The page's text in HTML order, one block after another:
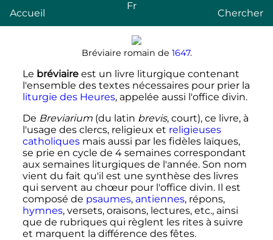
Accueil
Fr
Chercher
Bréviaire romain de 1647.
Le bréviaireest un livre liturgique contenant
l'ensemble des textes nécessaires pour prier la
liturgie des Heures, appelée aussi l'office divin.
De Breviarium(du latin brevis, court), ce livre, à
l'usage des clercs, religieux et religieuses
catholiquesmais aussi par les fidèles laïques,
se prie en cycle de 4 semaines correspondant
aux semaines liturgiques de l'année. Son nom
vient du fait qu'il est une synthèse des livres
qui servent au chœur pour l'office divin. Il est
composé de psaumes, antiennes, répons,
hymnes, versets, oraisons, lectures, etc., ainsi
que de rubriques qui règlent les rites à suivre
et marquent la différence des fêtes.